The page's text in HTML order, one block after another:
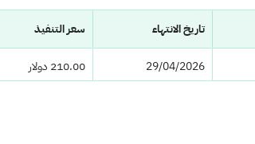
تاريخ الانتهاء سعر التنفيذ
29/04/2026 210.00 دولار